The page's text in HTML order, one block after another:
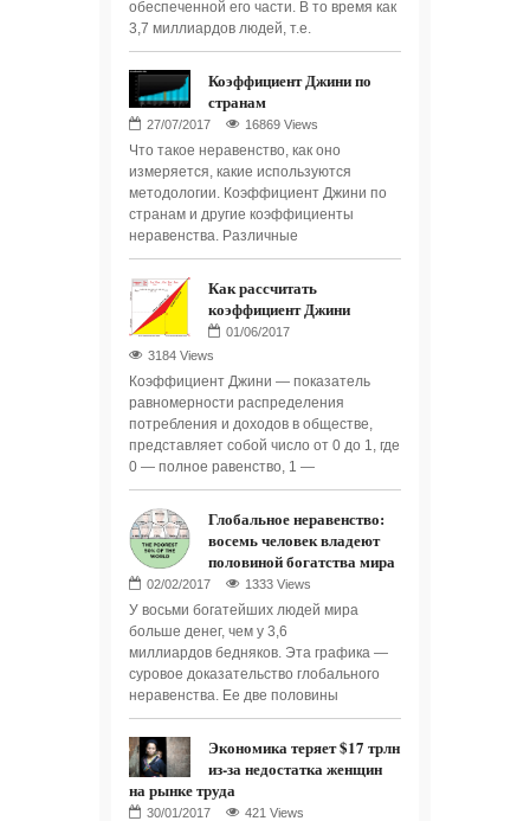
обеспеченной его части. В то время как
3,7 миллиардов людей, т.е.
Коэффициент Джини по
странам
16869 Views
Что такое неравенство, как оно
измеряется, какие используются
методологии. Коэффициент Джини по
странам и другие коэффициенты
неравенства. Различные
Как рассчитать
коэффициент Джини
3184 Views
Коэффициент Джини — показатель
равномерности распределения
потребления и доходов в обществе,
представляет собой число от 0 до 1, где
0 — полное равенство, 1 —
Глобальное неравенство:
восемь человек владеют
половиной богатства мира
1333 Views
У восьми богатейших людей мира
больше денег, чем у 3,6
миллиардов бедняков. Эта графика —
суровое доказательство глобального
неравенства. Ее две половины
Экономика теряет $17 трлн
из-за недостатка женщин
на рынке труда
421 Views